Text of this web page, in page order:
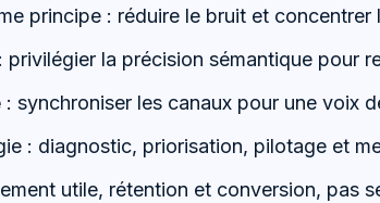
principe : réduire le bruit et concentrer
: privilégier la précision sémantique pour
: synchroniser les canaux pour une voix
: diagnostic, priorisation, pilotage et
utile, rétention et conversion, pas